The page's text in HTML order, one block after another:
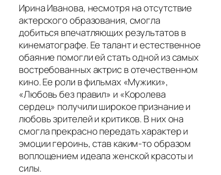
Ирина Иванова, несмотря на отсутствие
актерского образования, смогла
добиться впечатляющих результатов в
кинематографе. Ее талант и естественное
обаяние помогли ей стать одной из самых
востребованных актрис в отечественном
кино. Ее роли в фильмах «Мужики»,
«Любовь без правил» и «Королева
сердец» получили широкое признание и
любовь зрителей и критиков. В них она
смогла прекрасно передать характер и
эмоции героинь, став каким-то образом
воплощением идеала женской красоты и
силы.